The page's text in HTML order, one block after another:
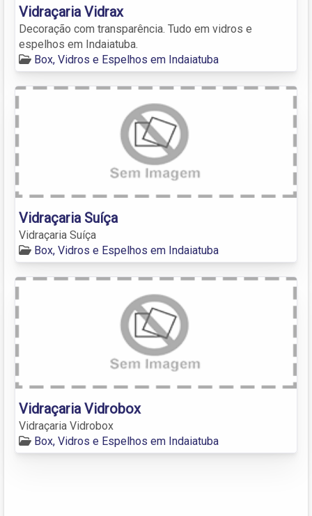
Vidraçaria Vidrax
Decoração com transparência. Tudo em vidros e
espelhos em Indaiatuba.
Box, Vidros e Espelhos em Indaiatuba
Vidraçaria Suíça
Vidraçaria Suíça
Box, Vidros e Espelhos em Indaiatuba
Vidraçaria Vidrobox
Vidraçaria Vidrobox
Box, Vidros e Espelhos em Indaiatuba